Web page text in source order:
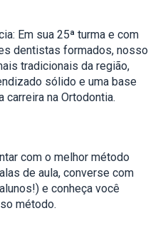
Em sua 25ª turma e com
dentistas formados, nosso
tradicionais da região,
sólido e uma base
carreira na Ortodontia.
com o melhor método
de aula, converse com
e conheça você
método.